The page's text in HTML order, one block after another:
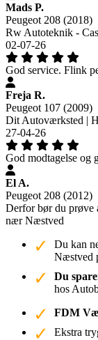
Mads P.
Peugeot 208 (2018)
Rw Autoteknik -
02-07-26
God service. Flink
Freja R.
Peugeot 107 (2009)
Dit Autoværksted |
27-04-26
God modtagelse og
El A.
Peugeot 208 (2012)
Derfor bør du prøve
nær Næstved
Du kan
Næstved
Du
hos
FDM
Ekstra